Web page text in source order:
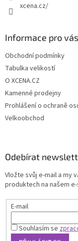
xcena.cz/
Informace pro vás
Obchodní podmínky
Tabulka velikostí
O XCENA.CZ
Kamenné prodejny
Prohlášení o ochraně
Velkoobchod
Odebírat
Vložte svůj e-mail a my
produktech na našem
E-mail
Souhlasím se